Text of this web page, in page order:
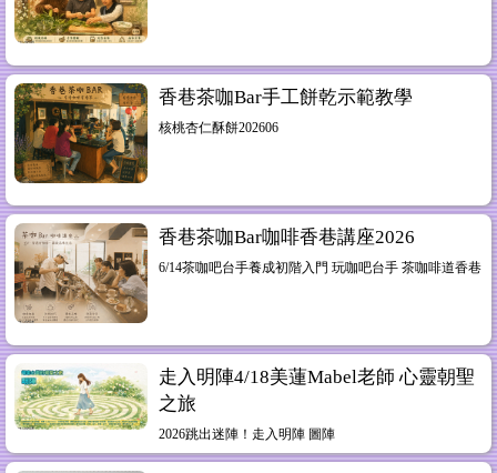
香巷茶咖Bar手工餅乾示範教學
核桃杏仁酥餅202606
香巷茶咖Bar咖啡香巷講座2026
6/14茶咖吧台手養成初階入門 玩咖吧台手 茶咖啡道香巷
走入明陣4/18美蓮Mabel老師 心靈朝聖
之旅
2026跳出迷陣！走入明陣 圖陣